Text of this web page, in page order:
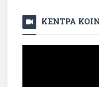
ΚΕΝΤΡΑ